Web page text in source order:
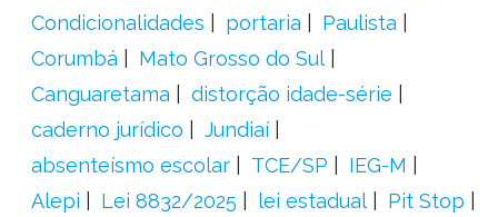
Condicionalidades
portaria
Paulista
Corumbá
Mato Grosso do Sul
Canguaretama
distorção idade-série
caderno jurídico
Jundiaí
absenteísmo escolar
TCE/SP
IEG-M
Alepi
Lei 8832/2025 lei estadual
Pit Stop